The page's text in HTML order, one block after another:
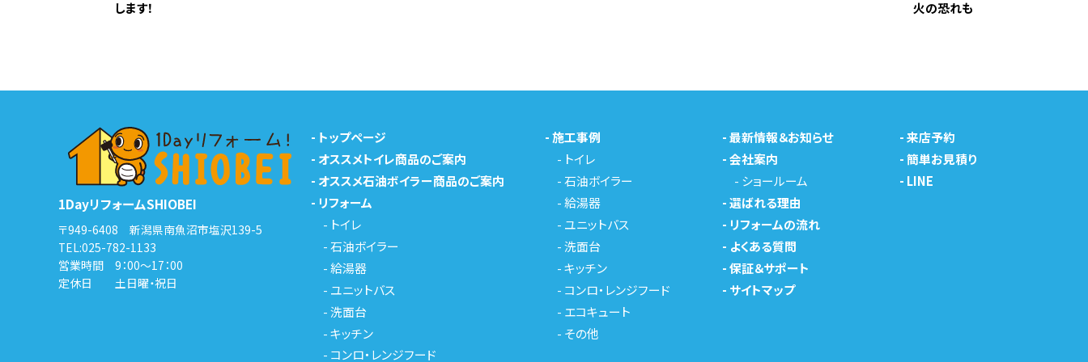
します！
火の恐れも
1DayリフォームSHIOBEI
〒949-6408 新潟県南魚沼市塩沢139-5
TEL:025-782-1133
営業時間 9：00～17：00
定休日 土日曜・祝日
- トップページ
- オススメトイレ商品のご案内
- オススメ石油ボイラー商品のご案内
- リフォーム
- トイレ
-石油ボイラー
-給湯器
- ユニットバス
-洗面台
-キッチン
- コンロ・レンジフード
-施工事例
- トイレ
-石油ボイラー
-給湯器
- ユニットバス
-洗面台
-キッチン
- コンロ・レンジフード
- エコキュート
- その他
-最新情報＆お知らせ
-会社案内
- ショールーム
-選ばれる理由
- リフォームの流れ
- よくある質問
-保証＆サポート
- サイトマップ
-来店予約
-簡単お見積り
- LINE